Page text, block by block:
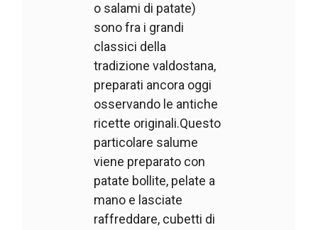
o salami di patate)
sono fra i grandi
classici della
tradizione valdostana,
preparati ancora oggi
osservando le antiche
ricette originali.Questo
particolare salume
viene preparato con
patate bollite, pelate a
mano e lasciate
raffreddare, cubetti di